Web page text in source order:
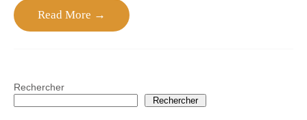
Read More →
Rechercher
Rechercher